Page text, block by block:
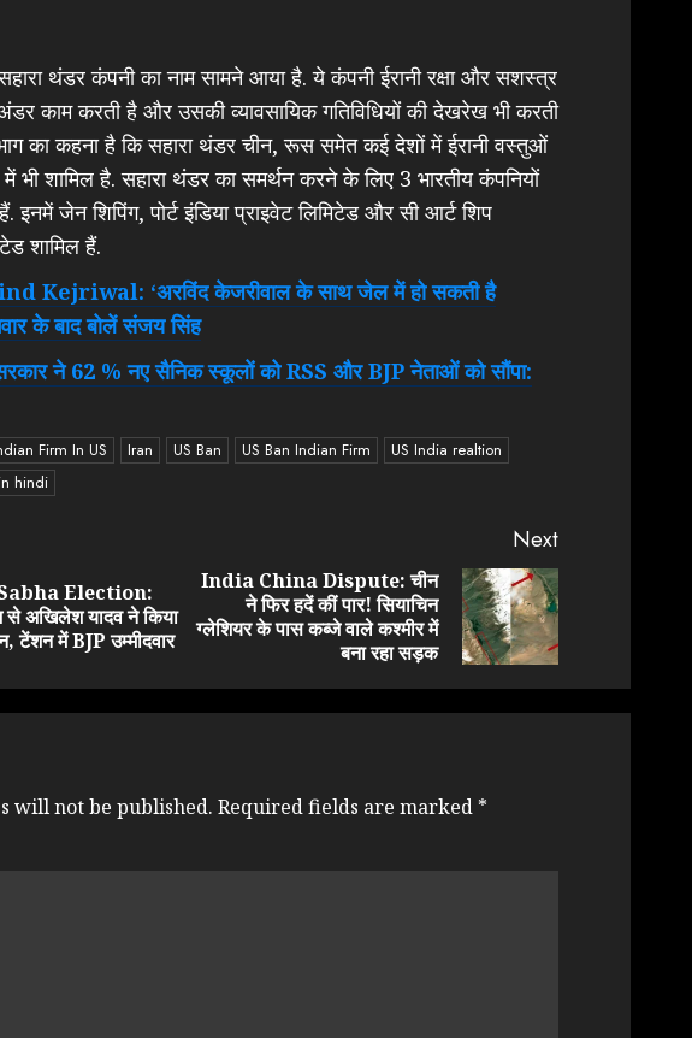
थंडर कंपनी का नाम सामने आया है. ये कंपनी ईरानी रक्षा और सशस्त्र
काम करती है और उसकी व्यावसायिक गतिविधियों की देखरेख भी करती
का कहना है कि सहारा थंडर चीन, रूस समेत कई देशों में ईरानी वस्तुओं
भी शामिल है. सहारा थंडर का समर्थन करने के लिए 3 भारतीय कंपनियों
इनमें जेन शिपिंग, पोर्ट इंडिया प्राइवेट लिमिटेड और सी आर्ट शिप
शामिल हैं.
Kejriwal: ‘अरविंद केजरीवाल के साथ जेल में हो सकती है
के बाद बोलें संजय सिंह
ने 62 % नए सैनिक स्कूलों को RSS और BJP नेताओं को सौंपा:
Firm In US Iran US Ban US Ban Indian Firm
US India realtion
hindi
Previous
post:
Election:
से अखिलेश यादव ने किया
टेंशन में BJP उम्मीदवार
Next
Next
post:
India China Dispute: चीन
ने फिर हदें कीं पार! सियाचिन
ग्लेशियर के पास कब्जे वाले कश्मीर में
बना रहा सड़क
will not be published. Required fields are marked *